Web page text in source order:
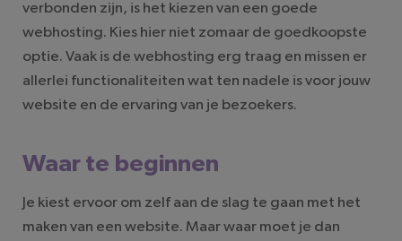
verbonden zijn, is het kiezen van een goede
webhosting. Kies hier niet zomaar de goedkoopste
optie. Vaak is de webhosting erg traag en missen er
allerlei functionaliteiten wat ten nadele is voor jouw
website en de ervaring van je bezoekers.
Waar te beginnen
Je kiest ervoor om zelf aan de slag te gaan met het
maken van een website. Maar waar moet je dan